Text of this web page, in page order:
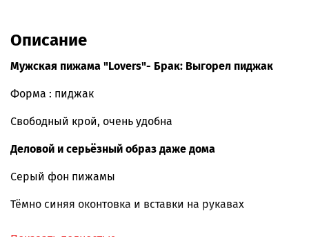
Описание
Мужская пижама "Lovers"- Брак: Выгорел пиджак
Форма : пиджак
Свободный крой, очень удобна
Деловой и серьёзный образ даже дома
Серый фон пижамы
Тёмно синяя оконтовка и вставки на рукавах
Интересное сочетание цветов